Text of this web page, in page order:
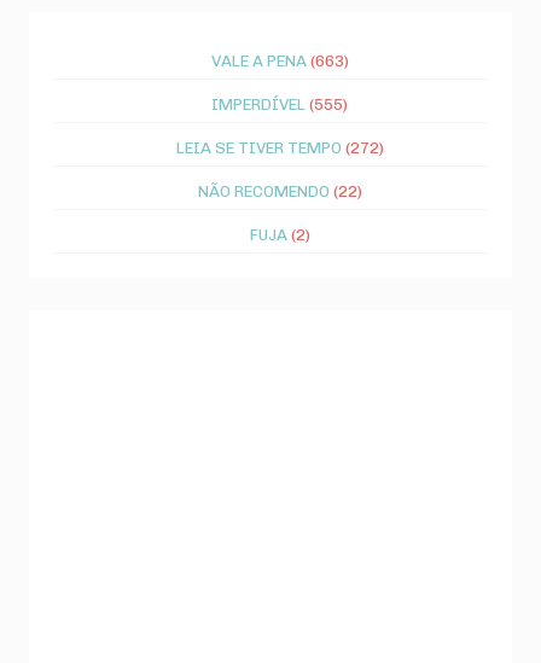
VALE A PENA (663)
IMPERDÍVEL(555)
LEIA SE TIVER TEMPO (272)
NÃO RECOMENDO (22)
FUJA (2)